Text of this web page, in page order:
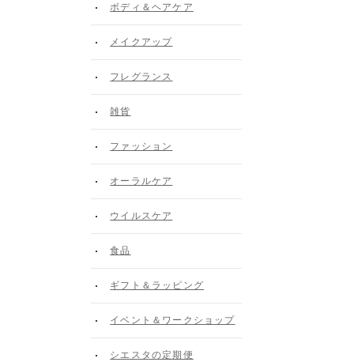
ボディ＆ヘアケア
メイクアップ
フレグランス
雑貨
ファッション
オーラルケア
ウイルスケア
食品
ギフト＆ラッピング
イベント＆ワークショップ
シエスタの定期便